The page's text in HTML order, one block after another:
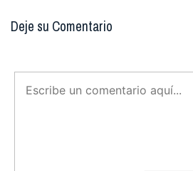
Deje su Comentario